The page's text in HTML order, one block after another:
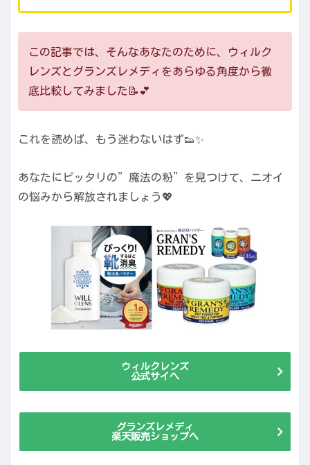
この記事では、そんなあなたのために、ウィルク
レンズとグランズレメディをあらゆる角度から徹
底比較してみました📝💕
これを読めば、もう迷わないはず👟✨
あなたにピッタリの”魔法の粉”を見つけて、ニオイ
の悩みから解放されましょう💖
ウィルクレンズ
公式サイへ
グランズレメディ
楽天販売ショップへ